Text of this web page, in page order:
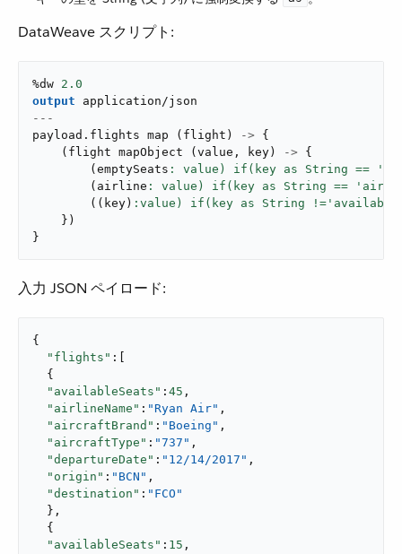
DataWeave スクリプト:
%dw 2.0
output
application/json
---
payload . flights map ( flight ) -> {
( flight mapObject ( value , key ) -> {
( emptySeats : value) if(key as String ==
( airline : value) if(key as String ==
( ( key )
} )
}
入力 JSON ペイロード:
{
"flights" :[
  {
"availableSeats" : 45 ,
"airlineName" : "Ryan Air" ,
"aircraftBrand" : "Boeing" ,
"aircraftType" : "737" ,
"departureDate" : "12/14/2017" ,
"origin" : "BCN" ,
"destination" : "FCO"
  },
  {
"availableSeats" : 15 ,